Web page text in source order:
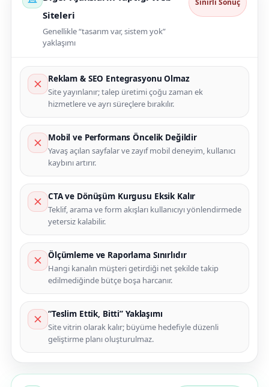
Siteleri
Genellikle “tasarım var, sistem yok”
yaklaşımı
Sınırlı Sonuç
Reklam & SEO Entegrasyonu Olmaz
Site yayınlanır; talep üretimi çoğu zaman ek
hizmetlere ve ayrı süreçlere bırakılır.
Mobil ve Performans Öncelik Değildir
Yavaş açılan sayfalar ve zayıf mobil deneyim, kullanıcı
kaybını artırır.
CTA ve Dönüşüm Kurgusu Eksik Kalır
Teklif, arama ve form akışları kullanıcıyı yönlendirmede
yetersiz kalabilir.
Ölçümleme ve Raporlama Sınırlıdır
Hangi kanalın müşteri getirdiği net şekilde takip
edilmediğinde bütçe boşa harcanır.
“Teslim Ettik, Bitti” Yaklaşımı
Site vitrin olarak kalır; büyüme hedefiyle düzenli
geliştirme planı oluşturulmaz.